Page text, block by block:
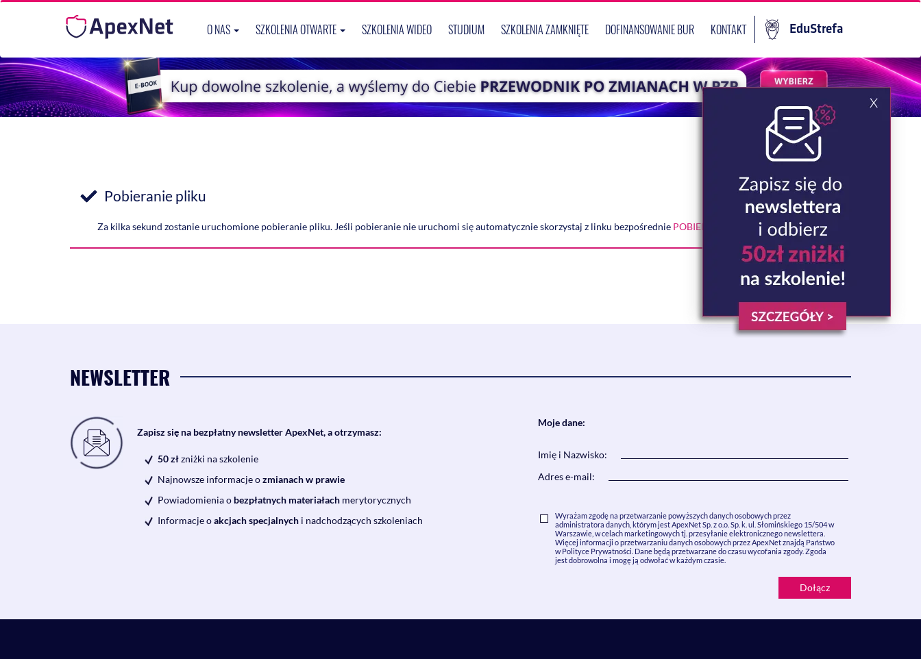
O NAS SZKOLENIA OTWARTE SZKOLENIA WIDEO STUDIUM SZKOLENIA ZAMKNIĘTE DOFINANSOWANIE BUR KONTAKT EduStrefa
Pobieranie pliku
Za kilka sekund zostanie uruchomione pobieranie pliku. Jeśli pobieranie nie uruchomi się automatycznie skorzystaj z linku bezpośrednie POBIERZ PLIK PDF Z OFERTĄ
NEWSLETTER
Zapisz się na bezpłatny newsletter ApexNet, a otrzymasz:
50 złzniżki na szkolenie
Najnowsze informacje ozmianach w prawie
Powiadomienia o bezpłatnych materiałachmerytorycznych
Informacje oakcjach specjalnychi nadchodzących szkoleniach
Moje dane:
Imię i Nazwisko:
Adres e-mail:
Wyrażam zgodę na przetwarzanie powyższych danych osobowych przez
administratora danych, którym jest ApexNet Sp. z o.o. Sp. k. ul. Słomińskiego 15/504 w
Warszawie, w celach marketingowych tj. przesyłanie elektronicznego newslettera.
Więcej informacji o przetwarzaniu danych osobowych przez ApexNet znajdą Państwo
w Polityce Prywatności. Dane będą przetwarzane do czasu wycofania zgody. Zgoda
jest dobrowolna i mogę ją odwołać w każdym czasie.